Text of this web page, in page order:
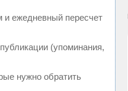
и ежедневный пересчет
(упоминания,
нужно обратить